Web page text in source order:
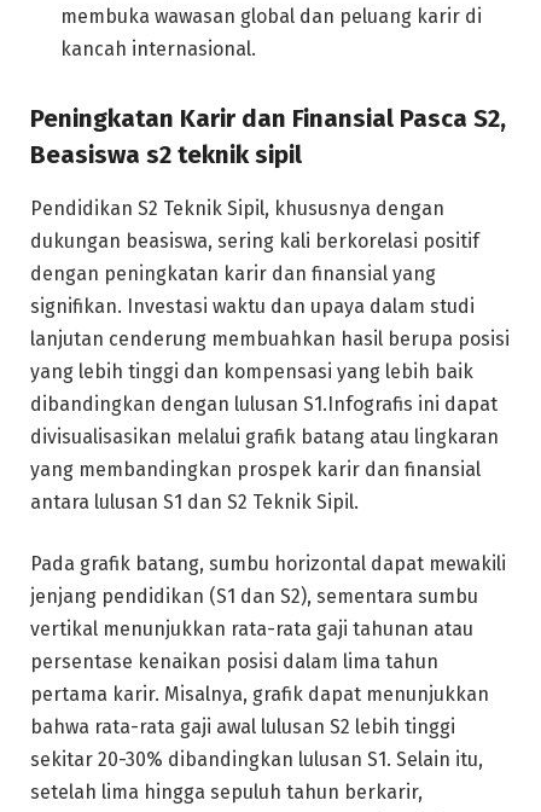
membuka wawasan global dan peluang karir di
kancah internasional.
Peningkatan Karir dan Finansial Pasca S2,
Beasiswa s2 teknik sipil
Pendidikan S2 Teknik Sipil, khususnya dengan
dukungan beasiswa, sering kali berkorelasi positif
dengan peningkatan karir dan finansial yang
signifikan. Investasi waktu dan upaya dalam studi
lanjutan cenderung membuahkan hasil berupa posisi
yang lebih tinggi dan kompensasi yang lebih baik
dibandingkan dengan lulusan S1.Infografis ini dapat
divisualisasikan melalui grafik batang atau lingkaran
yang membandingkan prospek karir dan finansial
antara lulusan S1 dan S2 Teknik Sipil.
Pada grafik batang, sumbu horizontal dapat mewakili
jenjang pendidikan (S1 dan S2), sementara sumbu
vertikal menunjukkan rata-rata gaji tahunan atau
persentase kenaikan posisi dalam lima tahun
pertama karir. Misalnya, grafik dapat menunjukkan
bahwa rata-rata gaji awal lulusan S2 lebih tinggi
sekitar 20-30% dibandingkan lulusan S1. Selain itu,
setelah lima hingga sepuluh tahun berkarir,